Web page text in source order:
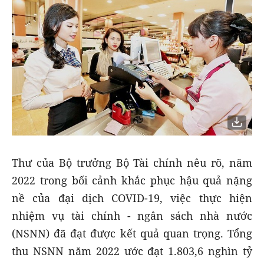
Thư của Bộ trưởng Bộ Tài chính nêu rõ, năm
2022 trong bối cảnh khắc phục hậu quả nặng
nề của đại dịch COVID-19, việc thực hiện
nhiệm vụ tài chính - ngân sách nhà nước
(NSNN) đã đạt được kết quả quan trọng. Tổng
thu NSNN năm 2022 ước đạt 1.803,6 nghìn tỷ